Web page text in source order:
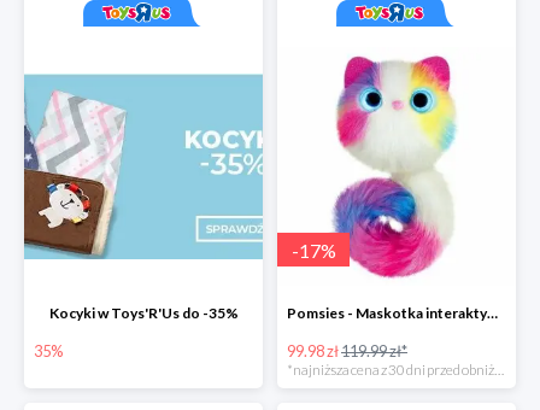
Kocyki w Toys'R'Us do -35%
35%
-17%
Pomsies - Maskotka interaktywna w super cenie
99.98 zł119.99 zł*